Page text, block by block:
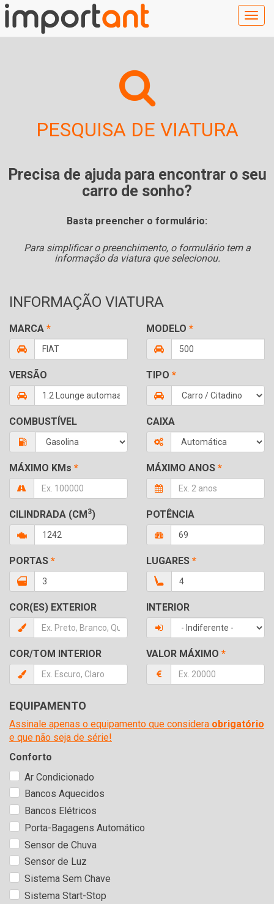
PESQUISA DE VIATURA
Precisa de ajuda para encontrar o seu
carro de sonho?
Basta preencher o formulário:
Para simplificar o preenchimento, o formulário tem a
informação da viatura que selecionou.
INFORMAÇÃO VIATURA
MARCA * MODELO *
VERSÃO TIPO *
COMBUSTÍVEL CAIXA
MÁXIMO KMs * MÁXIMO ANOS *
CILINDRADA (CM3) POTÊNCIA
PORTAS * LUGARES *
COR(ES) EXTERIOR INTERIOR
COR/TOM INTERIOR VALOR MÁXIMO *
EQUIPAMENTO
Assinale apenas o equipamento que considera obrigatório
e que não seja de série!
Conforto
Ar Condicionado
Bancos Aquecidos
Bancos Elétricos
Porta-Bagagens Automático
Sensor de Chuva
Sensor de Luz
Sistema Sem Chave
Sistema Start-Stop